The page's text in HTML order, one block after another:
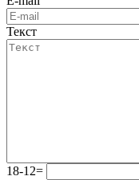
Текст
18-12=